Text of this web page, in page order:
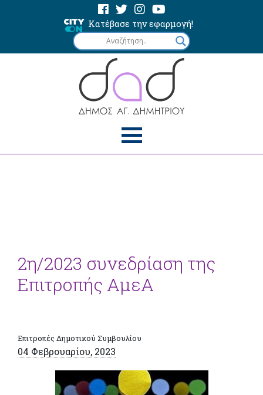
Κατέβασε την εφαρμογή!
2η/2023 συνεδρίαση της
Επιτροπής ΑμεΑ
Επιτροπές Δημοτικού Συμβουλίου
04 Φεβρουαρίου, 2023